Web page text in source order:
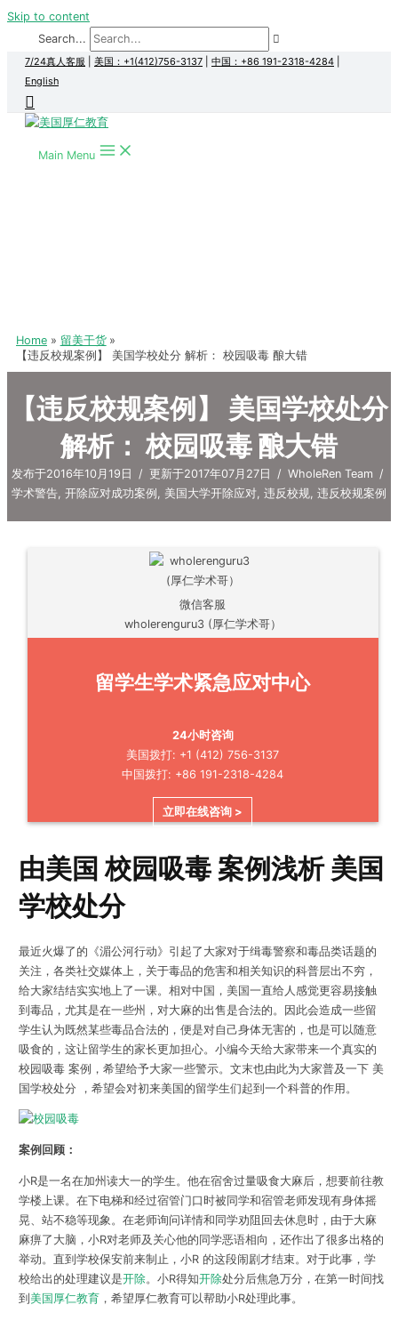
Skip to content
Search...
7/24真人客服 美国：+1(412)756-3137 中国：+86 191-2318-4284
English
Main Menu
Home
留美干货
【违反校规案例】 美国学校处分 解析： 校园吸毒 酿大错
【违反校规案例】 美国学校处分
解析： 校园吸毒 酿大错
发布于2016年10月19日 / 更新于2017年07月27日 / WholeRen Team /
学术警告, 开除应对成功案例 , 美国大学开除应对, 违反校规, 违反校规案例
微信客服
wholerenguru3 (厚仁学术哥）
留学生学术紧急应对中心
24小时咨询
美国拨打: +1 (412) 756-3137
中国拨打: +86 191-2318-4284
立即在线咨询 >
由美国 校园吸毒 案例浅析 美国
学校处分
最近火爆了的《湄公河行动》引起了大家对于缉毒警察和毒品类话题的
关注，各类社交媒体上，关于毒品的危害和相关知识的科普层出不穷，
给大家结结实实地上了一课。相对中国，美国一直给人感觉更容易接触
到毒品，尤其是在一些州，对大麻的出售是合法的。因此会造成一些留
学生认为既然某些毒品合法的，便是对自己身体无害的，也是可以随意
吸食的，这让留学生的家长更加担心。小编今天给大家带来一个真实的
校园吸毒 案例，希望给予大家一些警示。文末也由此为大家普及一下 美
国学校处分 ，希望会对初来美国的留学生们起到一个科普的作用。
案例回顾：
小R是一名在加州读大一的学生。他在宿舍过量吸食大麻后，想要前往教
学楼上课。在下电梯和经过宿管门口时被同学和宿管老师发现有身体摇
晃、站不稳等现象。在老师询问详情和同学劝阻回去休息时，由于大麻
麻痹了大脑，小R对老师及关心他的同学恶语相向，还作出了很多出格的
举动。直到学校保安前来制止，小R 的这段闹剧才结束。对于此事，学
校给出的处理建议是开除。小R得知开除处分后焦急万分，在第一时间找
到 美国厚仁教育，希望厚仁教育可以帮助小R处理此事。